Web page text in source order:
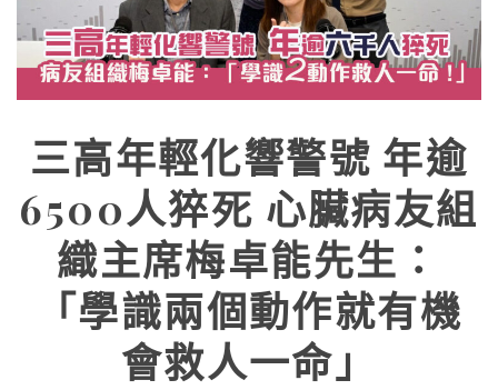
三高年輕化響警號 年逾
6500人猝死 心臟病友組
織主席梅卓能先生：
「學識兩個動作就有機
會救人一命」